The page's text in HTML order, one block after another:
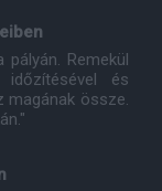
Remekül
és
magának össze.